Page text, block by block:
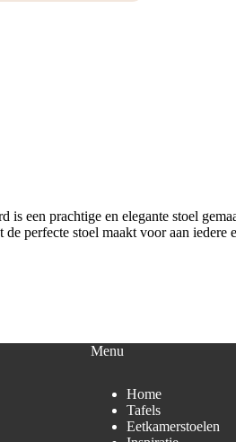
een prachtige en elegante stoel
perfecte stoel maakt voor aan iedere
Menu
Home
Tafels
Eetkamerstoelen